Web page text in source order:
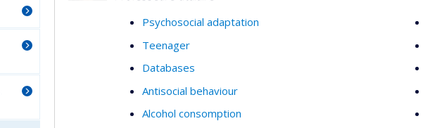
Psychosocial adaptation
Teenager
Databases
Antisocial behaviour
Alcohol consomption